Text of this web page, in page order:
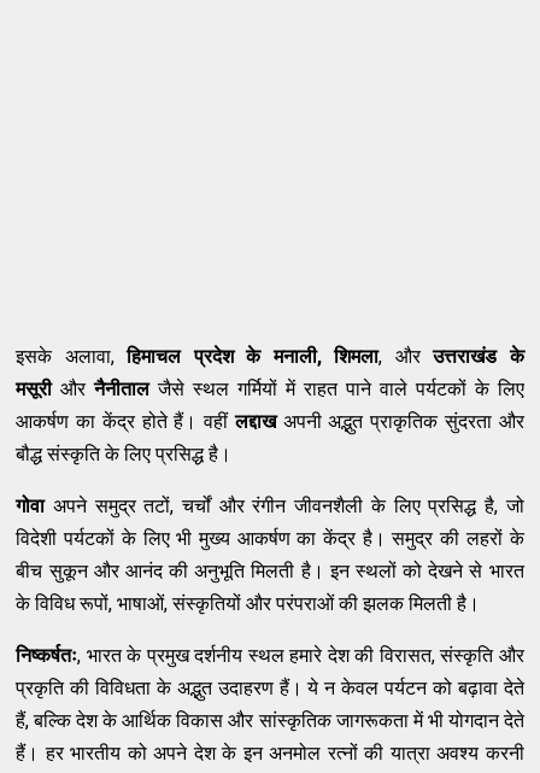
इसके अलावा,हिमाचल प्रदेश के मनाली, शिमला, औरउत्तराखंड के
मसूरीऔरनैनीतालजैसे स्थल गर्मियों में राहत पाने वाले पर्यटकों के लिए
आकर्षण का केंद्र होते हैं। वहींलद्दाखअपनी अद्भुत प्राकृतिक सुंदरता और
बौद्ध संस्कृति के लिए प्रसिद्ध है।
गोवाअपने समुद्र तटों, चर्चों और रंगीन जीवनशैली के लिए प्रसिद्ध है, जो
विदेशी पर्यटकों के लिए भी मुख्य आकर्षण का केंद्र है। समुद्र की लहरों के
बीच सुकून और आनंद की अनुभूति मिलती है। इन स्थलों को देखने से भारत
के विविध रूपों, भाषाओं, संस्कृतियों और परंपराओं की झलक मिलती है।
निष्कर्षतः, भारत के प्रमुख दर्शनीय स्थल हमारे देश की विरासत, संस्कृति और
प्रकृति की विविधता के अद्भुत उदाहरण हैं। ये न केवल पर्यटन को बढ़ावा देते
हैं, बल्कि देश के आर्थिक विकास और सांस्कृतिक जागरूकता में भी योगदान देते
हैं। हर भारतीय को अपने देश के इन अनमोल रत्नों की यात्रा अवश्य करनी